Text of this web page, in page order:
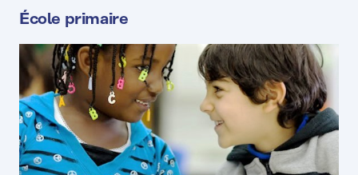
École primaire